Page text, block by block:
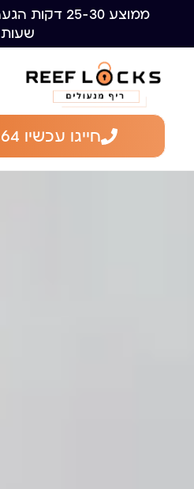
שעות
חייגו עכשיו 054-3416464